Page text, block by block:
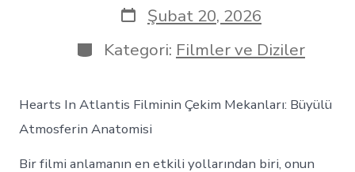
Yazı
tarihi
Şubat 20, 2026
Kategoriler
Kategori: Filmler ve Diziler
Hearts In Atlantis Filminin Çekim Mekanları: Büyülü
Atmosferin Anatomisi
Bir filmi anlamanın en etkili yollarından biri, onun